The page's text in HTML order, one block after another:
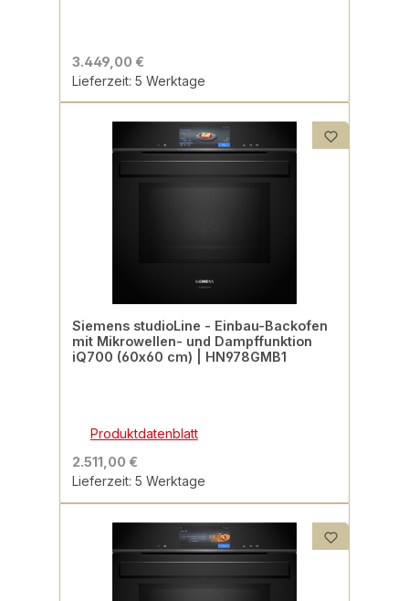
3.449,00 €
Lieferzeit: 5 Werktage
Siemens studioLine - Einbau-Backofen
mit Mikrowellen- und Dampffunktion
iQ700 (60x60 cm) | HN978GMB1
Produktdatenblatt
2.511,00 €
Lieferzeit: 5 Werktage